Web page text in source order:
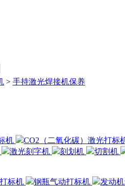
> 手持激光焊接机保养
机
CO2（二氧化碳）激光打标
激光刻字机 刻划机 切割机
标机 钢瓶气动打标机 发动